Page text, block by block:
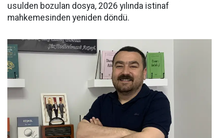
usulden bozulan dosya, 2026 yılında istinaf
mahkemesinden yeniden döndü.